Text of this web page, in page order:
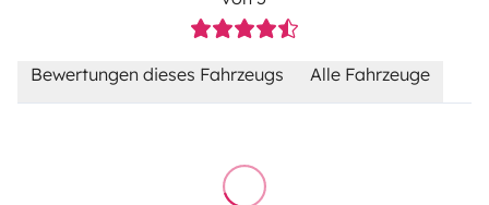
Bewertungen dieses Fahrzeugs Alle Fahrzeuge